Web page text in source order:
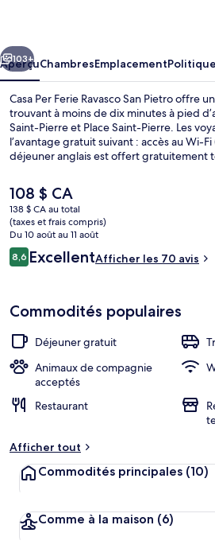
Ravasco
San
Pietro
Suivant
103+
AperçuChambresEmplacement
Casa Per Ferie Ravasco San Pietro offre
trouvant à moins de dix minutes à pied
Saint-Pierre et Place Saint-Pierre. Les
l’avantage gratuit suivant : accès au Wi-
déjeuner anglais est offert gratuitement
trouvent à seulement 5 minutes en voiture.
Le
prix
actuel
est
de 108 $ CA
108 $ CA
138 $ CA au total
(taxes et frais compris)
Du 10 août au 11 août
Avis
8,68,6 sur 10 –
ExcellentAfficher les 70 avis
Commodités populaires
Déjeuner gratuit
Animaux de compagnie
acceptés
Restaurant
Afficher tout
Commodités principales (10)
Comme à la maison (6)